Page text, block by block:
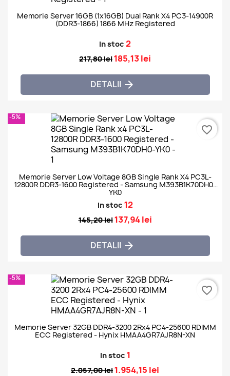
Memorie Server 16GB (1x16GB) Dual Rank X4 PC3-14900R
(DDR3-1866) 1866 MHz Registered
In stoc 2
217,80 lei185,13 lei
DETALII 
Memorie Server Low Voltage 8GB Single Rank X4 PC3L-
12800R DDR3-1600 Registered - Samsung M393B1K70DH0-
YK0
In stoc 12
145,20 lei137,94 lei
DETALII 
-5%
favorite_border
Memorie Server 32GB DDR4-3200 2Rx4 PC4-25600 RDIMM
ECC Registered - Hynix HMAA4GR7AJR8N-XN
In stoc 1
2.057,00 lei1.954,15 lei
-5%
favorite_border